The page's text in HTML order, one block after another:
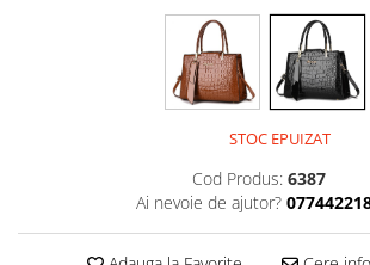
STOC EPUIZAT
Cod Produs: 6387
Ai nevoie de ajutor?